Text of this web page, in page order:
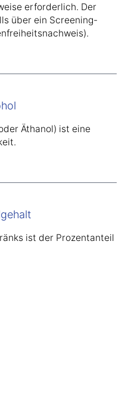
erforderlich. Der
über ein Screening-
Äthanol) ist eine
ist der Prozentanteil